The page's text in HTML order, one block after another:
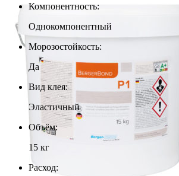
Компонентность:
Однокомпонентный
Морозостойкость:
Да
Вид клея:
Эластичный
Объём:
15 кг
Расход: